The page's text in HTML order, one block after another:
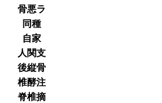
骨悪ラ
同種
自家
人関支
後縦骨
椎酵注
脊椎摘